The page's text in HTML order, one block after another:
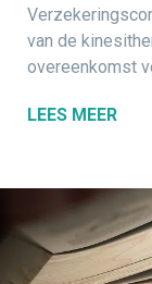
van de
overeenkomst
LEES MEER